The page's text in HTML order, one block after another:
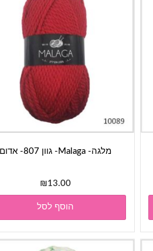
מלגה- Malaga- גוון 807- אדום
₪13.00
הוסף לסל